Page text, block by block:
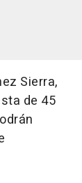
Sierra,
de 45